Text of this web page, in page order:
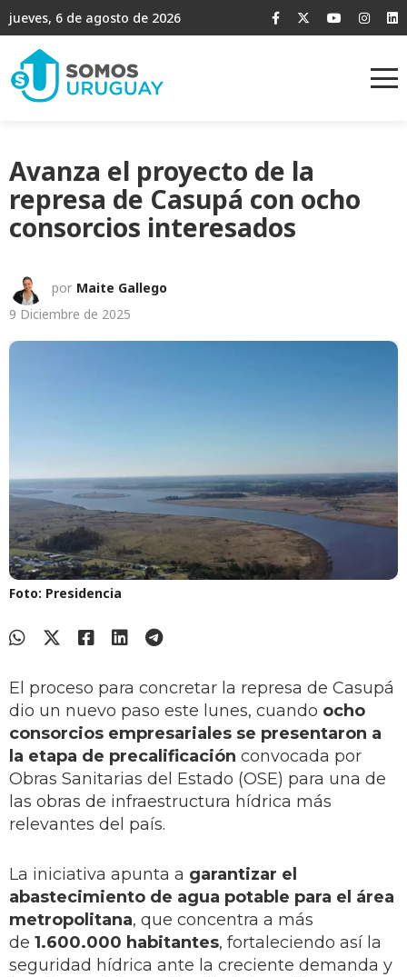
jueves, 6 de agosto de 2026
Avanza el proyecto de la
represa de Casupá con ocho
consorcios interesados
por Maite Gallego
9 Diciembre de 2025
Foto: Presidencia
El proceso para concretar la represa de Casupá
dio un nuevo paso este lunes, cuando ocho
consorcios empresariales se presentaron a
la etapa de precalificación convocada por
Obras Sanitarias del Estado (OSE) para una de
las obras de infraestructura hídrica más
relevantes del país.
La iniciativa apunta a garantizar el
abastecimiento de agua potable para el área
metropolitana, que concentra a más
de 1.600.000 habitantes, fortaleciendo así la
seguridad hídrica ante la creciente demanda y